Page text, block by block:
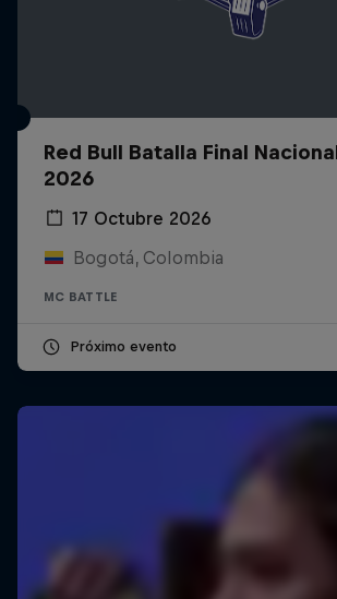
Red Bull Batalla Final
2026
17 Octubre 2026
Bogotá, Colombia
MC BATTLE
Próximo evento